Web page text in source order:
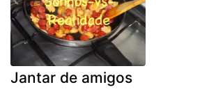
Jantar de amigos